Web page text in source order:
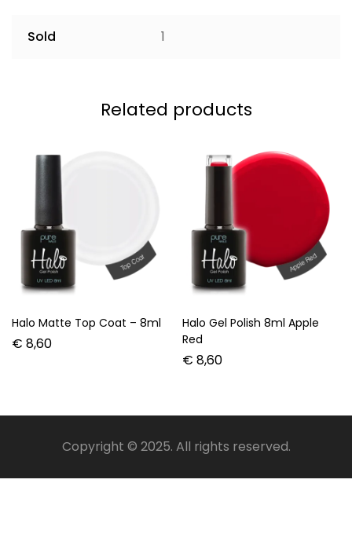
Sold 1
Related products
Halo Matte Top Coat – 8ml
€ 8,60
Halo Gel Polish 8ml Apple
Red
€ 8,60
Copyright © 2025. All rights reserved.